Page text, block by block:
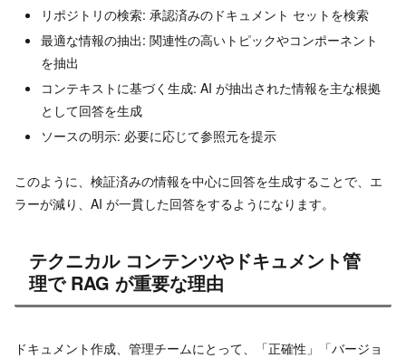
リポジトリの検索: 承認済みのドキュメント セットを検索
最適な情報の抽出: 関連性の高いトピックやコンポーネント
を抽出
コンテキストに基づく生成: AI が抽出された情報を主な根拠
として回答を生成
ソースの明示: 必要に応じて参照元を提示
このように、検証済みの情報を中心に回答を生成することで、エ
ラーが減り、AI が一貫した回答をするようになります。
テクニカル コンテンツやドキュメント管
理で RAG が重要な理由
ドキュメント作成、管理チームにとって、「正確性」「バージョ